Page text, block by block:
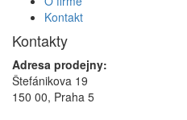
Kontakt
Kontakty
Adresa prodejny:
Štefánikova 19
150 00, Praha 5